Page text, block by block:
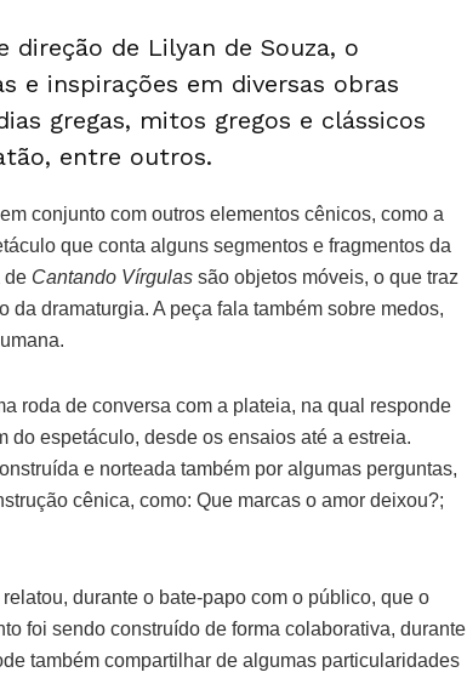
direção de Lilyan de Souza, o
e inspirações em diversas obras
gregas, mitos gregos e clássicos
entre outros.
conjunto com outros elementos cênicos, como a
que conta alguns segmentos e fragmentos da
de Cantando Vírgulas são objetos móveis, o que traz
da dramaturgia. A peça fala também sobre medos,
roda de conversa com a plateia, na qual responde
do espetáculo, desde os ensaios até a estreia.
e norteada também por algumas perguntas,
cênica, como: Que marcas o amor deixou?;
durante o bate-papo com o público, que o
foi sendo construído de forma colaborativa, durante
também compartilhar de algumas particularidades